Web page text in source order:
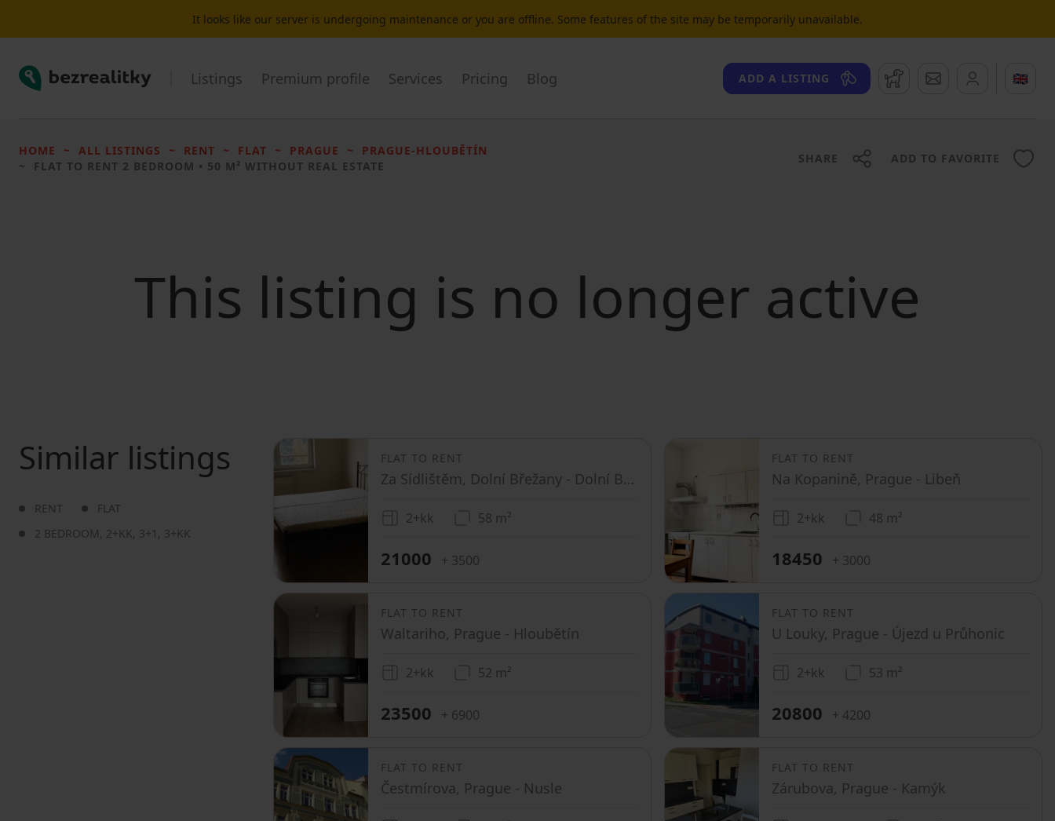
It looks like our server is undergoing maintenance or you are offline. Some features of the site may be temporarily unavailable.
Bezrealitky Listings Premium profile Services Pricing Blog ADD A LISTING WatchdogMessages 🇬🇧
HOME ALL LISTINGS RENT FLAT PRAGUE
PRAGUE-HLOUBĚTÍN
FLAT TO RENT 2 BEDROOM • 50 M² WITHOUT REAL ESTATE
SHARE ADD TO FAVORITE
This listing is no longer active
Similar listings
RENT
FLAT
2 BEDROOM, 2+KK, 3+1 , 3+KK
FLAT TO RENT
Za Sídlištěm, Dolní Břežany - Dolní Břežany, Středočeský Region
2+kk 58 m²
21000 + 3500
FLAT TO RENT
Na Kopanině, Prague - Libeň
2+kk 48 m²
18450 + 3000
FLAT TO RENT
Waltariho, Prague - Hloubětín
2+kk 52 m²
23500 + 6900
FLAT TO RENT
U Louky, Prague - Újezd u Průhonic
2+kk 53 m²
20800 + 4200
FLAT TO RENT
Čestmírova, Prague - Nusle
FLAT TO RENT
Zárubova, Prague - Kamýk